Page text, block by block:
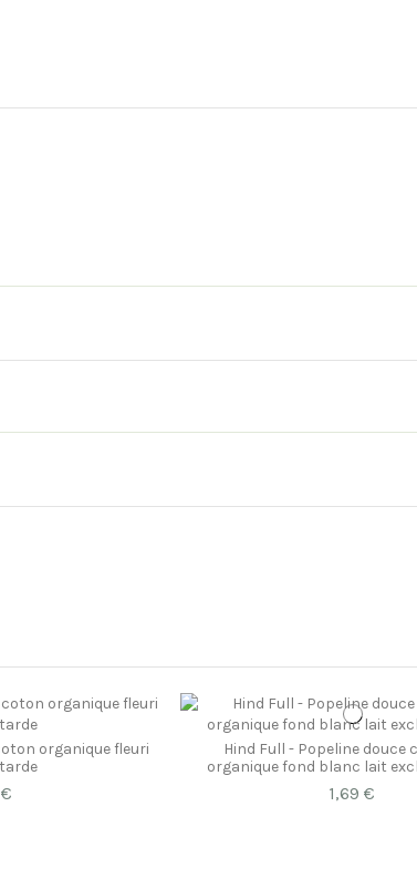
organique fleuri
Hind Full - Popeline douce
organique fond blanc lait
1,69 €